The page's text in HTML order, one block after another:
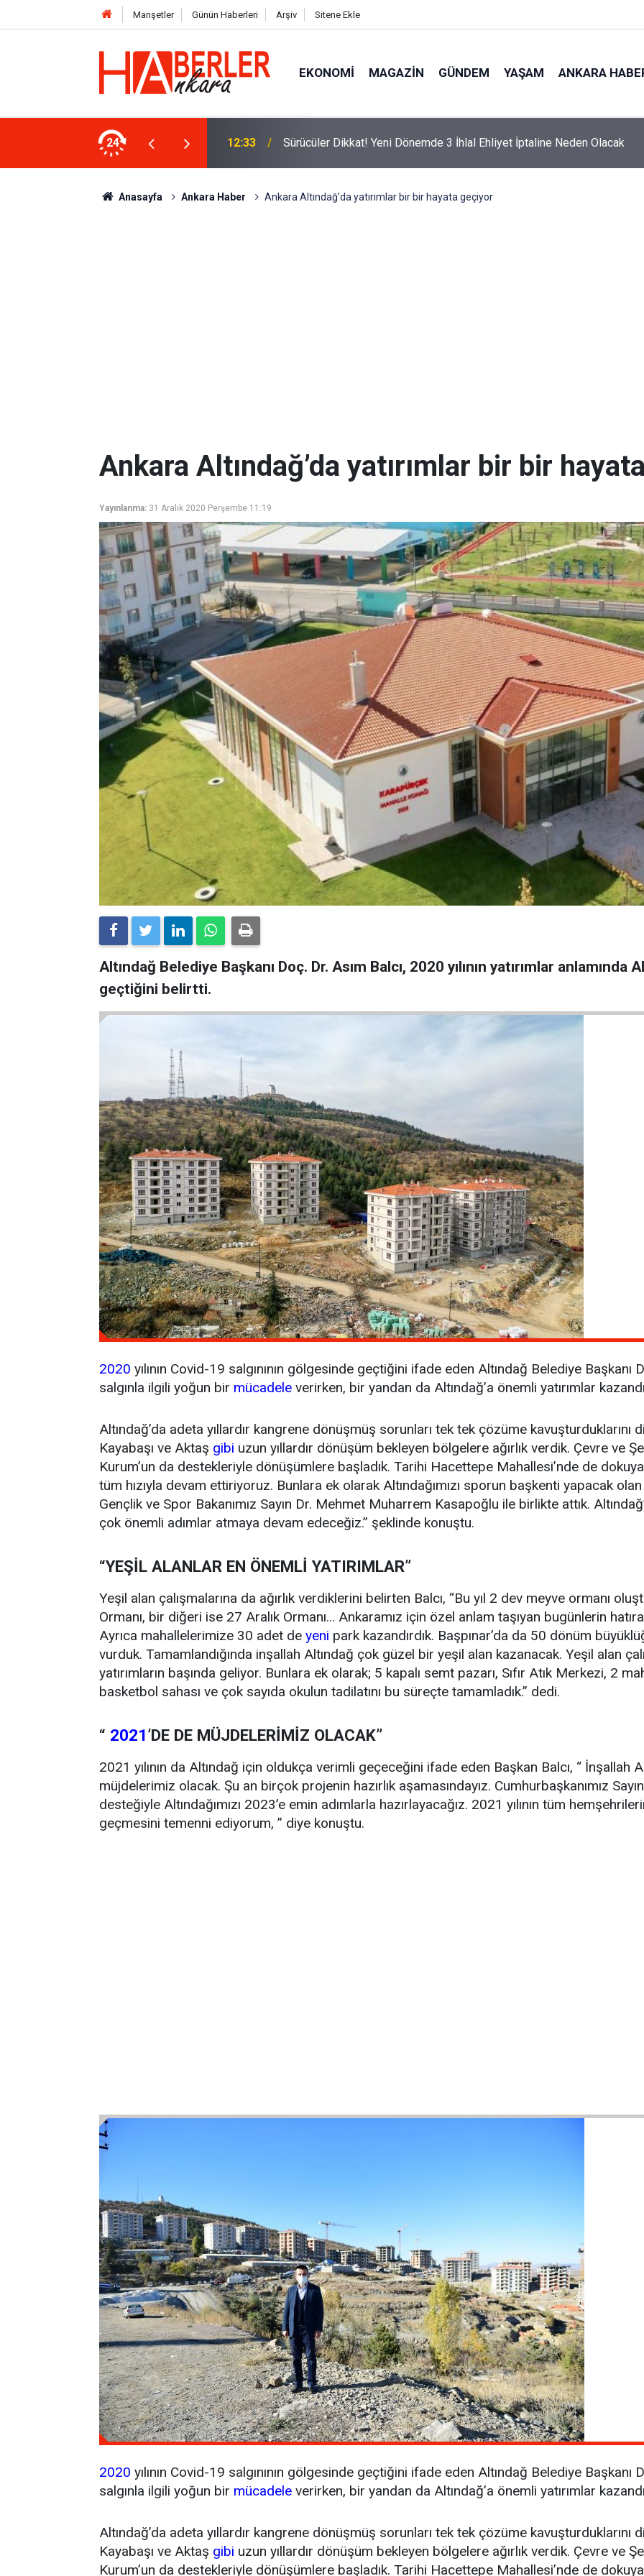
Manşetler Günün Haberleri Arşiv Sitene Ekle
EKONOMI MAGAZIN GÜNDEM YAŞAM ANKARA
24
2026! Bayram Primi, Erzak Yardımı ve
12:33 Sürücüler Dikkat! Yeni Dönemde 3 İhlal Ehliyet İptaline Neden Olacak
Anasayfa Ankara Haber Ankara Altındağ’da yatırımlar bir bir hayata geçiyor
Ankara Altındağ’da yatırımlar bir bir
Yayınlanma: 31 Aralık 2020 Perşembe 11:19
Altındağ Belediye Başkanı Doç. Dr. Asım Balcı, 2020 yılının yatırımlar
geçtiğini belirtti.
2020 yılının Covid-19 salgınının gölgesinde geçtiğini ifade eden Altındağ Belediye Başkanı
salgınla ilgili yoğun bir mücadele verirken, bir yandan da Altındağ’a önemli yatırımlar
Altındağ’da adeta yıllardır kangrene dönüşmüş sorunları tek tek çözüme kavuşturduklarını
Kayabaşı ve Aktaş gibi uzun yıllardır dönüşüm bekleyen bölgelere ağırlık verdik. Çevre ve
Kurum’un da destekleriyle dönüşümlere başladık. Tarihi Hacettepe Mahallesi’nde de
tüm hızıyla devam ettiriyoruz. Bunlara ek olarak Altındağımızı sporun başkenti yapacak
Gençlik ve Spor Bakanımız Sayın Dr. Mehmet Muharrem Kasapoğlu ile birlikte attık.
çok önemli adımlar atmaya devam edeceğiz.” şeklinde konuştu.
“YEŞİL ALANLAR EN ÖNEMLİ YATIRIMLAR”
Yeşil alan çalışmalarına da ağırlık verdiklerini belirten Balcı, “Bu yıl 2 dev meyve ormanı
Ormanı, bir diğeri ise 27 Aralık Ormanı… Ankaramız için özel anlam taşıyan bugünlerin
Ayrıca mahallelerimize 30 adet de yeni park kazandırdık. Başpınar’da da 50 dönüm
vurduk. Tamamlandığında inşallah Altındağ çok güzel bir yeşil alan kazanacak. Yeşil alan
yatırımların başında geliyor. Bunlara ek olarak; 5 kapalı semt pazarı, Sıfır Atık Merkezi, 2
basketbol sahası ve çok sayıda okulun tadilatını bu süreçte tamamladık.” dedi.
“ 2021’DE DE MÜJDELERİMİZ OLACAK”
2021 yılının da Altındağ için oldukça verimli geçeceğini ifade eden Başkan Balcı, “ İnşallah
müjdelerimiz olacak. Şu an birçok projenin hazırlık aşamasındayız. Cumhurbaşkanımız Sayın
desteğiyle Altındağımızı 2023’e emin adımlarla hazırlayacağız. 2021 yılının tüm
geçmesini temenni ediyorum, ” diye konuştu.
2020 yılının Covid-19 salgınının gölgesinde geçtiğini ifade eden Altındağ Belediye Başkanı
salgınla ilgili yoğun bir mücadele verirken, bir yandan da Altındağ’a önemli yatırımlar
Altındağ’da adeta yıllardır kangrene dönüşmüş sorunları tek tek çözüme kavuşturduklarını
Kayabaşı ve Aktaş gibi uzun yıllardır dönüşüm bekleyen bölgelere ağırlık verdik. Çevre ve
Kurum’un da destekleriyle dönüşümlere başladık. Tarihi Hacettepe Mahallesi’nde de